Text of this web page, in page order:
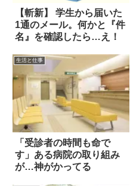
【斬新】 学生から届いた
1通のメール。何かと『件
名』を確認したら…え！
生活と仕事
「受診者の時間も命で
す」ある病院の取り組み
が…神がかってる